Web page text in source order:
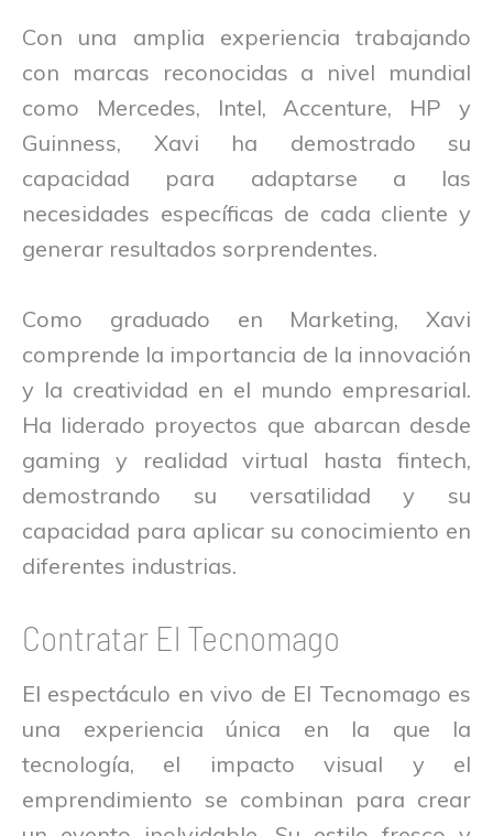
Con una amplia experiencia trabajando
con marcas reconocidas a nivel mundial
como Mercedes, Intel, Accenture, HP y
Guinness, Xavi ha demostrado su
capacidad para adaptarse a las
necesidades específicas de cada cliente y
generar resultados sorprendentes.
Como graduado en Marketing, Xavi
comprende la importancia de la innovación
y la creatividad en el mundo empresarial.
Ha liderado proyectos que abarcan desde
gaming y realidad virtual hasta fintech,
demostrando su versatilidad y su
capacidad para aplicar su conocimiento en
diferentes industrias.
Contratar El Tecnomago
El espectáculo en vivo de El Tecnomago es
una experiencia única en la que la
tecnología, el impacto visual y el
emprendimiento se combinan para crear